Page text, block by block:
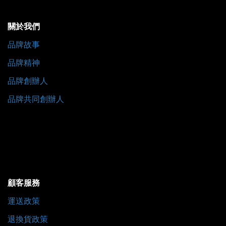
關於我們
品牌故事
品牌精神
品牌創辦人
品牌共同創辦人
顧客服務
運送政策
退換貨政策